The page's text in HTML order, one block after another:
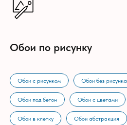
Обои по рисунку
Обои с рисунком Обои без рисунка
Обои под бетон Обои с цветами
Обои в клетку Обои абстракция